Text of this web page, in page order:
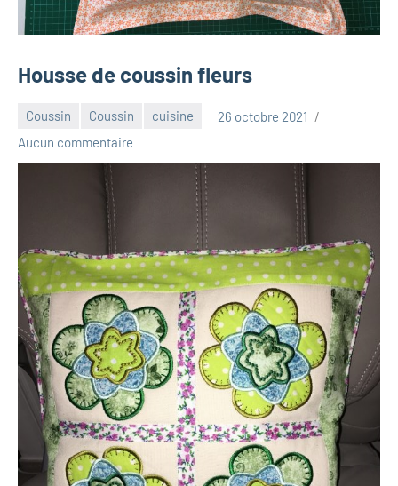
Housse de coussin fleurs
Coussin Coussin cuisine
26 octobre 2021
Luna_2013
Aucun commentaire